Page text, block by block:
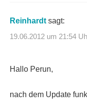
Reinhardt sagt:
19.06.2012 um 21:54
Hallo Perun,
nach dem Update